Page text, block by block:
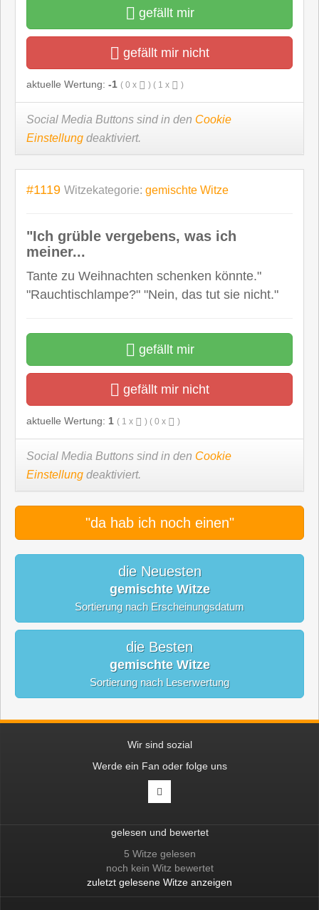
gefällt mir
gefällt mir nicht
aktuelle Wertung: -1 ( 0 x ) ( 1 x )
Social Media Buttons sind in den Cookie
Einstellung deaktiviert.
#1119 Witzekategorie: gemischte Witze
"Ich grüble vergebens, was ich
meiner...
Tante zu Weihnachten schenken könnte."
"Rauchtischlampe?" "Nein, das tut sie nicht."
gefällt mir
gefällt mir nicht
aktuelle Wertung: 1 ( 1 x ) ( 0 x )
Social Media Buttons sind in den Cookie
Einstellung deaktiviert.
"da hab ich noch einen"
die Neuesten
gemischte Witze
Sortierung nach Erscheinungsdatum
die Besten
gemischte Witze
Sortierung nach Leserwertung
Wir sind sozial
Werde ein Fan oder folge uns
gelesen und bewertet
5 Witze gelesen
noch kein Witz bewertet
zuletzt gelesene Witze anzeigen